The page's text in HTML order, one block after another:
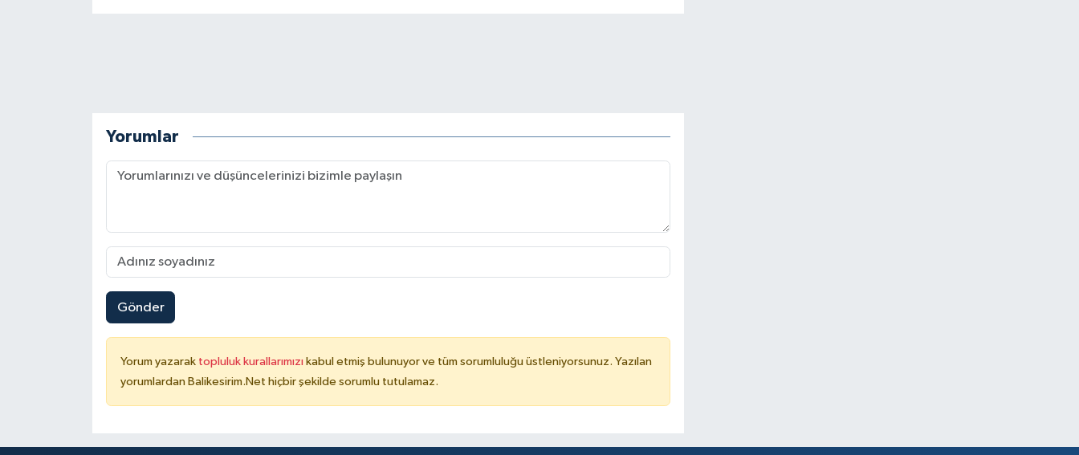
Yorumlar
Gönder
Yorum yazarak topluluk kurallarımızı kabul etmiş bulunuyor ve tüm sorumluluğu üstleniyorsunuz. Yazılan
yorumlardan Balikesirim.Net hiçbir şekilde sorumlu tutulamaz.